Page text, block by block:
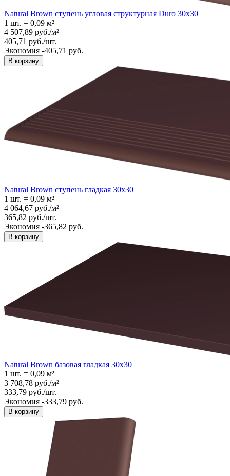
Natural Brown ступень угловая структурная Duro 30x30
1 шт. = 0,09 м²
4 507,89 руб./м²
405,71 руб./шт.
Экономия -405,71 руб.
В корзину
Natural Brown ступень гладкая 30x30
1 шт. = 0,09 м²
4 064,67 руб./м²
365,82 руб./шт.
Экономия -365,82 руб.
В корзину
Natural Brown базовая гладкая 30x30
1 шт. = 0,09 м²
3 708,78 руб./м²
333,79 руб./шт.
Экономия -333,79 руб.
В корзину